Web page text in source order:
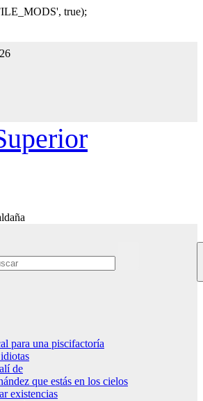
true);
para una piscifactoría
de
que estás en los cielos
existencias